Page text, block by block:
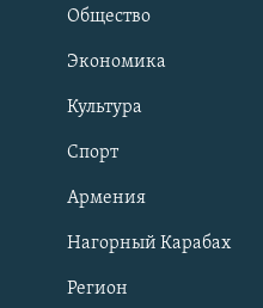
Общество
Экономика
Культура
Спорт
Армения
Нагорный Карабах
Регион